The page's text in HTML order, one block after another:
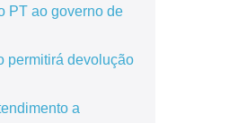
PT ao governo de
permitirá devolução
a